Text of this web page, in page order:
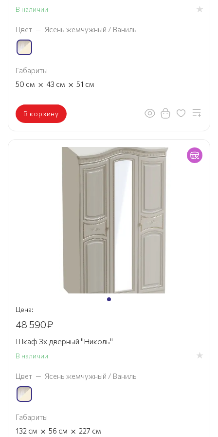
В наличии
Цвет — Ясень жемчужный / Ваниль
Габариты
50 см × 43 см × 51 см
В корзину
Цена:
48 590₽
Шкаф 3х дверный "Николь"
В наличии
Цвет — Ясень жемчужный / Ваниль
Габариты
132 см × 56 см × 227 см